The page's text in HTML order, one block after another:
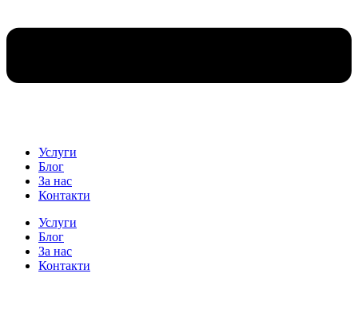
Услуги
Блог
За нас
Контакти
Услуги
Блог
За нас
Контакти